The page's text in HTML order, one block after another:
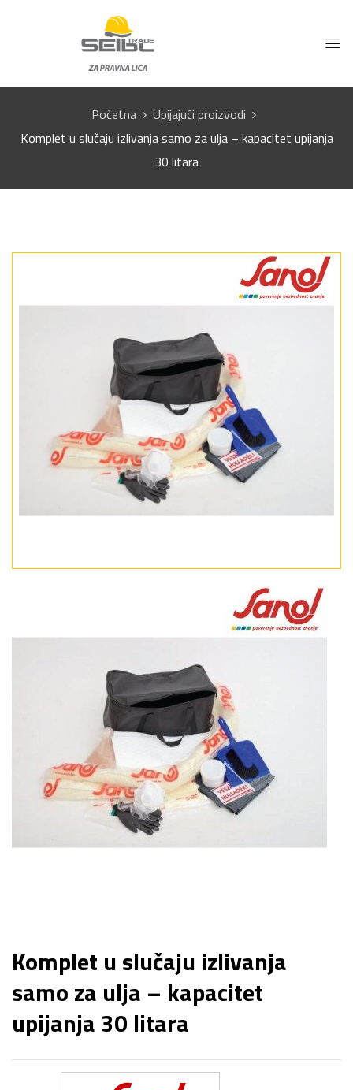
Početna
Upijajući proizvodi
Komplet u slučaju izlivanja samo za ulja – kapacitet upijanja
30 litara
Komplet u slučaju izlivanja
samo za ulja – kapacitet
upijanja 30 litara